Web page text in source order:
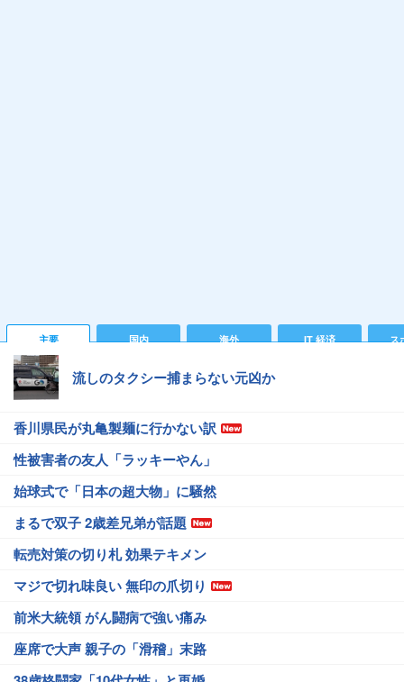
主要 国内 海外 IT 経済 ス
流しのタクシー捕まらない元凶か
香川県民が丸亀製麺に行かない訳
性被害者の友人「ラッキーやん」
始球式で「日本の超大物」に騒然
まるで双子 2歳差兄弟が話題
転売対策の切り札 効果テキメン
マジで切れ味良い 無印の爪切り
前米大統領 がん闘病で強い痛み
座席で大声 親子の「滑稽」末路